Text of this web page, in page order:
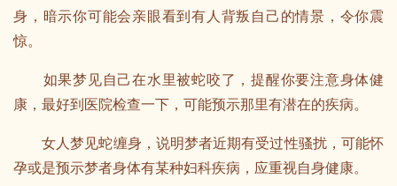
身，暗示你可能会亲眼看到有人背叛自己的情景，令你震
惊。
如果梦见自己在水里被蛇咬了，提醒你要注意身体健
康，最好到医院检查一下，可能预示那里有潜在的疾病。
女人梦见蛇缠身，说明梦者近期有受过性骚扰，可能怀
孕或是预示梦者身体有某种妇科疾病，应重视自身健康。